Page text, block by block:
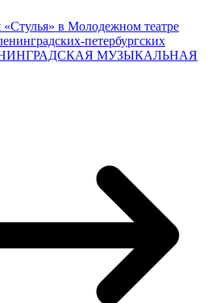
«Стулья» в Молодежном театре
петербургских
МУЗЫКАЛЬНАЯ